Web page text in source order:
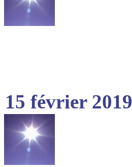
15 février 2019